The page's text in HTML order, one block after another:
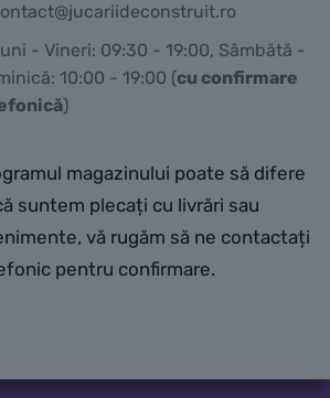
- Vineri: 09:30 - 19:00, Sâmbătă -
10:00 - 19:00 (cu confirmare
)
magazinului poate să difere
suntem plecați cu livrări sau
vă rugăm să ne contactați
pentru confirmare.